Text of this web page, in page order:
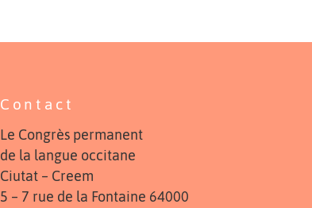
Contact
Le Congrès permanent
de la langue occitane
Ciutat – Creem
5 – 7 rue de la Fontaine 64000